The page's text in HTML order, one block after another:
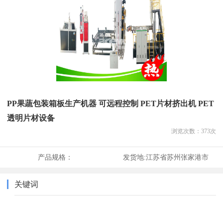
PP果蔬包装箱板生产机器 可远程控制 PET片材挤出机 PET
透明片材设备
浏览次数： 373次
产品规格： 发货地:江苏省苏州张家港市
关键词